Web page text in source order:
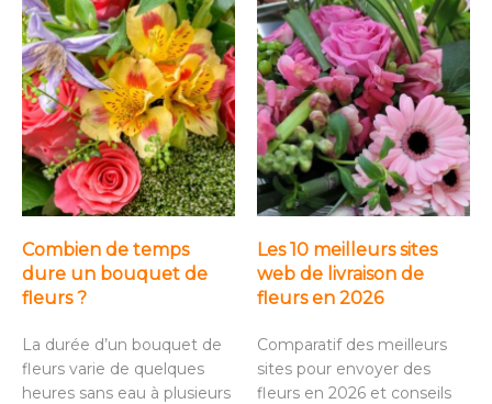
Combien de temps
dure un bouquet de
fleurs ?
La durée d’un bouquet de
fleurs varie de quelques
heures sans eau à plusieurs
Les 10 meilleurs sites
web de livraison de
fleurs en 2026
Comparatif des meilleurs
sites pour envoyer des
fleurs en 2026 et conseils